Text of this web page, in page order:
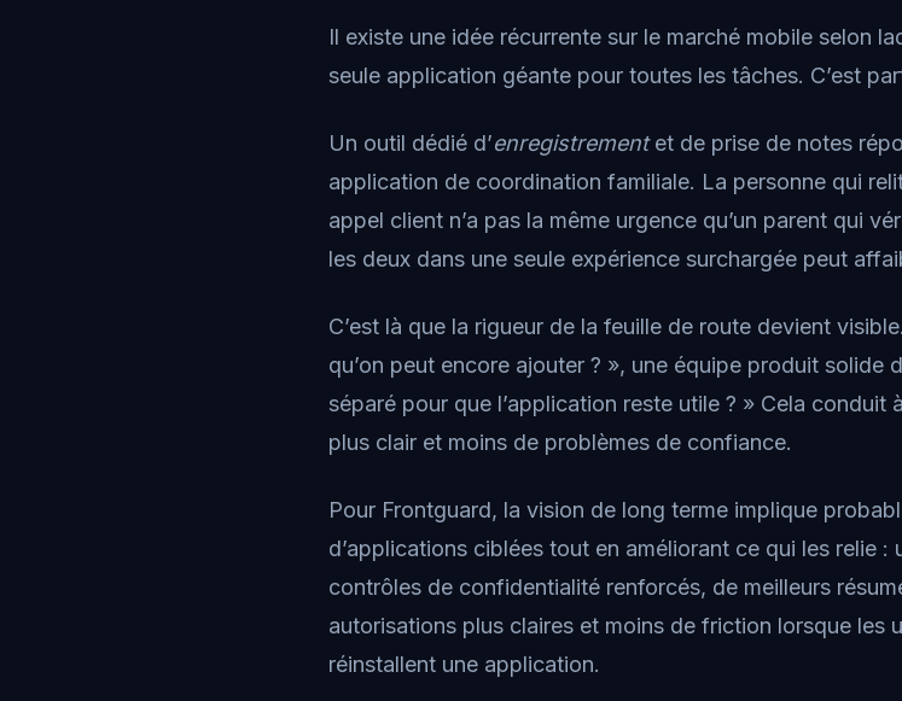
Il existe une idée récurrente sur le marché mobile selon
seule application géante pour toutes les tâches. C’est
Un outil dédié d’enregistrementet de prise de notes
application de coordination familiale. La personne qui
appel client n’a pas la même urgence qu’un parent qui
les deux dans une seule expérience surchargée peut
C’est là que la rigueur de la feuille de route devient
qu’on peut encore ajouter ? », une équipe produit solide
séparé pour que l’application reste utile ? » Cela conduit
plus clair et moins de problèmes de confiance.
Pour Frontguard, la vision de long terme implique
d’applications ciblées tout en améliorant ce qui les relie
contrôles de confidentialité renforcés, de meilleurs
autorisations plus claires et moins de friction lorsque les
réinstallent une application.